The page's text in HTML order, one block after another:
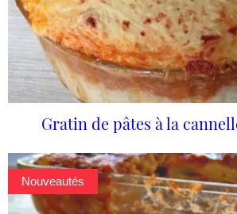
Gratin de pâtes à la
Nouveautés